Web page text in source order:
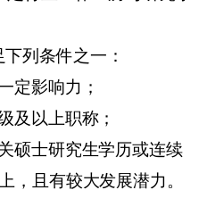
列条件之一：
定影响力；
及以上职称；
硕士研究生学历或连续
，且有较大发展潜力。